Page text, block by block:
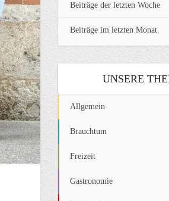
Beiträge der letzten Woche
Beiträge im letzten Monat
UNSERE
Allgemein
Brauchtum
Freizeit
Gastronomie